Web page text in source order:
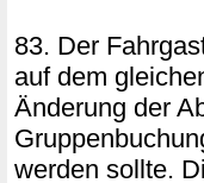
83. Der
auf dem
Änderung der
werden sollte.